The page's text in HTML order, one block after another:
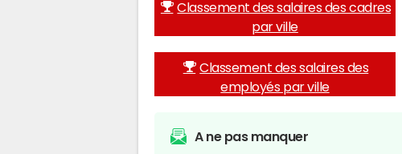
Classement des salaires des cadres
par ville
Classement des salaires des
employés par ville
A ne pas manquer